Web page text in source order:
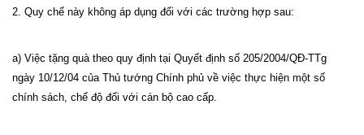
2. Quy chế này không áp dụng đối với các trường hợp sau:
a) Việc tặng quà theo quy định tại Quyết định số 205/2004/QĐ-TTg
ngày 10/12/04 của Thủ tướng Chính phủ về việc thực hiện một số
chính sách, chế độ đối với cán bộ cao cấp.